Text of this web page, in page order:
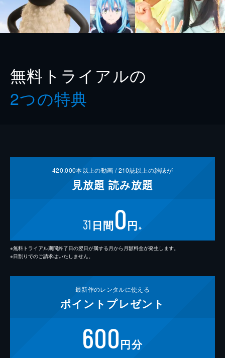
無料トライアルの
2つの特典
420,000本以上の動画 /210誌以上の雑誌が
見放題 読み放題
31 日間0円 ※
※無料トライアル期間終了日の翌日が属する月から月額料金が発生します。
※日割りでのご請求はいたしません。
最新作のレンタルに使える
ポイント プレゼント
600円分